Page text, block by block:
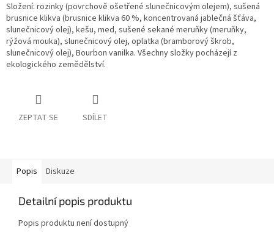
Složení: rozinky (povrchově ošetřené slunečnicovým olejem), sušená
brusnice klikva (brusnice klikva 60 %, koncentrovaná jablečná šťáva,
slunečnicový olej), kešu, med, sušené sekané meruňky (meruňky,
rýžová mouka), slunečnicový olej, oplatka (bramborový škrob,
slunečnicový olej), Bourbon vanilka. Všechny složky pocházejí z
ekologického zemědělství.
ZEPTAT SE SDÍLET
Popis Diskuze
Detailní popis produktu
Popis produktu není dostupný